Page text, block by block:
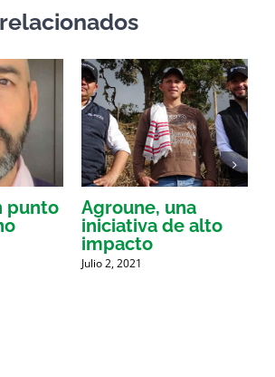
punto
Agroune, una
iniciativa de alto
impacto
Julio 2, 2021